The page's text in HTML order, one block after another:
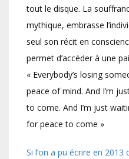
tout le disque. La
mythique, embrasse
seul son récit en
permet d’accéder à une
« Everybody’s losing
peace of mind. And I’m
to come. And I’m just
for peace to come »
Si l’on a pu écrire en